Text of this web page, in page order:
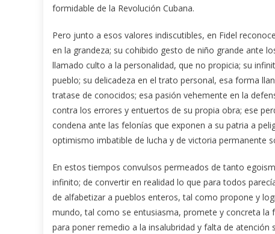
formidable de la Revolución Cubana.
Pero junto a esos valores indiscutibles, en Fidel
en la grandeza; su cohibido gesto de niño grande ante
llamado culto a la personalidad, que no propicia; su
pueblo; su delicadeza en el trato personal, esa forma
tratase de conocidos; esa pasión vehemente en la
contra los errores y entuertos de su propia obra; ese
condena ante las felonías que exponen a su patria a
optimismo imbatible de lucha y de victoria permanente
En estos tiempos convulsos permeados de tanto
infinito; de convertir en realidad lo que para todos
de alfabetizar a pueblos enteros, tal como propone y
mundo, tal como se entusiasma, promete y concreta
para poner remedio a la insalubridad y falta de